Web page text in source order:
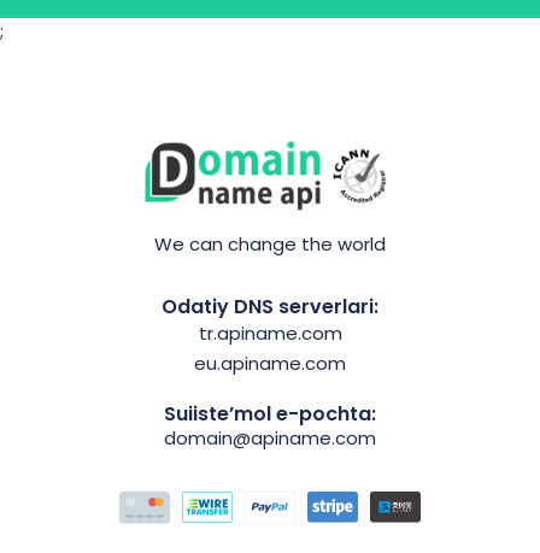
;
We can change the world
Odatiy DNS serverlari:
tr.apiname.com
eu.apiname.com
Suiiste’mol e-pochta:
domain@apiname.com